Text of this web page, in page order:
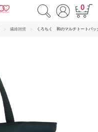
0
繊維雑貨 くろちく 和のマルチトートバッ